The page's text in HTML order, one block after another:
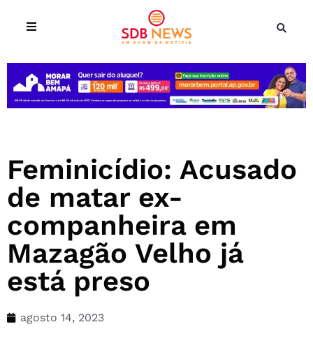
Feminicídio: Acusado
de matar ex-
companheira em
Mazagão Velho já
está preso
agosto 14, 2023